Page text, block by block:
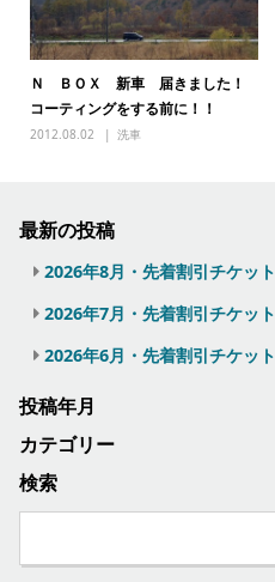
Ｎ ＢＯＸ 新車 届きました！
コーティングをする前に！！
2012.08.02 洗車
最新の投稿
2026年8月・先着割引チケット
2026年7月・先着割引チケット
2026年6月・先着割引チケット
投稿年月
カテゴリー
検索